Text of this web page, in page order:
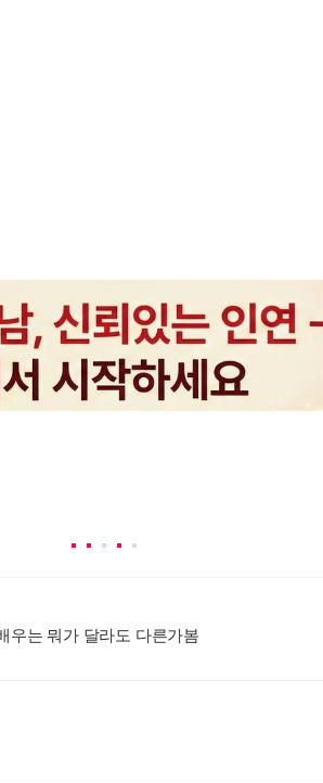
우는 뭐가 달라도 다른가봄